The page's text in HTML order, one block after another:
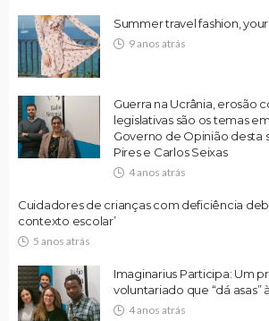
Summer travel fashion,
9 anos atrás
Guerra na Ucrânia, erosão
legislativas são os temas
Governo de Opinião desta
Pires e Carlos Seixas
4 anos atrás
Cuidadores de crianças com deficiência
contexto escolar’
5 anos atrás
Imaginarius Participa: Um
voluntariado que “dá asas”
4 anos atrás